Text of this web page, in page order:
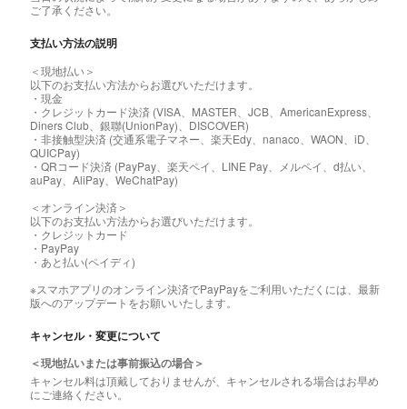
ご了承ください。
支払い方法の説明
＜現地払い＞
以下のお支払い方法からお選びいただけます。
・現金
・クレジットカード決済 (VISA、MASTER、JCB、AmericanExpress、
Diners Club、銀聯(UnionPay)、DISCOVER)
・非接触型決済 (交通系電子マネー、楽天Edy、nanaco、WAON、iD、
QUICPay)
・QRコード決済 (PayPay、楽天ペイ、LINE Pay、メルペイ、d払い、
auPay、AliPay、WeChatPay)
＜オンライン決済＞
以下のお支払い方法からお選びいただけます。
・クレジットカード
・PayPay
・あと払い(ペイディ)
※スマホアプリのオンライン決済でPayPayをご利用いただくには、最新
版へのアップデートをお願いいたします。
キャンセル・変更について
＜現地払いまたは事前振込の場合＞
キャンセル料は頂戴しておりませんが、キャンセルされる場合はお早め
にご連絡ください。